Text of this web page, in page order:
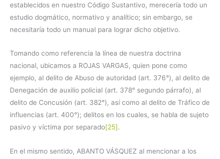
establecidos en nuestro Código Sustantivo, merecería todo un
estudio dogmático, normativo y analítico; sin embargo, se
necesitaría todo un manual para lograr dicho objetivo.
Tomando como referencia la línea de nuestra doctrina
nacional, ubicamos a ROJAS VARGAS, quien pone como
ejemplo, al delito de Abuso de autoridad (art. 376°), al delito de
Denegación de auxilio policial (art. 378° segundo párrafo), al
delito de Concusión (art. 382°), así como al delito de Tráfico de
influencias (art. 400°); delitos en los cuales, se habla de sujeto
pasivo y víctima por separado[25].
En el mismo sentido, ABANTO VÁSQUEZ al mencionar a los